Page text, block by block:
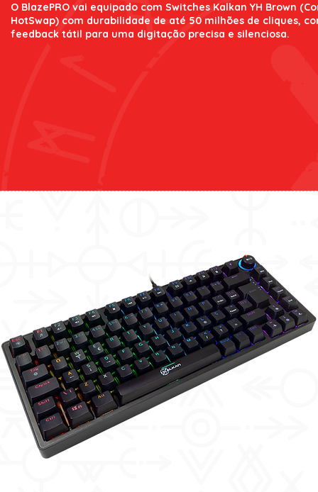
O BlazePRO vai equipado com Switches Kalkan YH Brown
HotSwap) com durabilidade de até 50 milhões de cliques,
feedback tátil para uma digitação precisa e silenciosa.